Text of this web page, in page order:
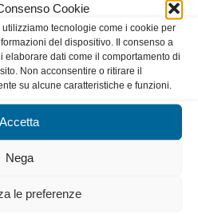
Cookie
tecnologie come i cookie per
del dispositivo. Il consenso a
elaborare dati come il comportamento di
Non acconsentire o ritirare il
su alcune caratteristiche e funzioni.
Accetta
Nega
le preferenze